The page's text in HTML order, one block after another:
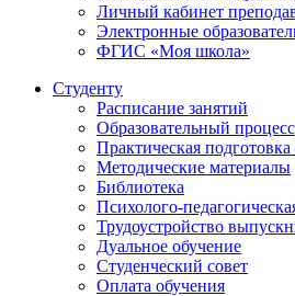
Личный кабинет
Электронные
ФГИС «Моя школа»
Студенту
Расписание занятий
Образовательный процесс
Практическая
Методические материалы
Библиотека
Психолого-
Трудоустройство
Дуальное обучение
Студенческий совет
Оплата обучения